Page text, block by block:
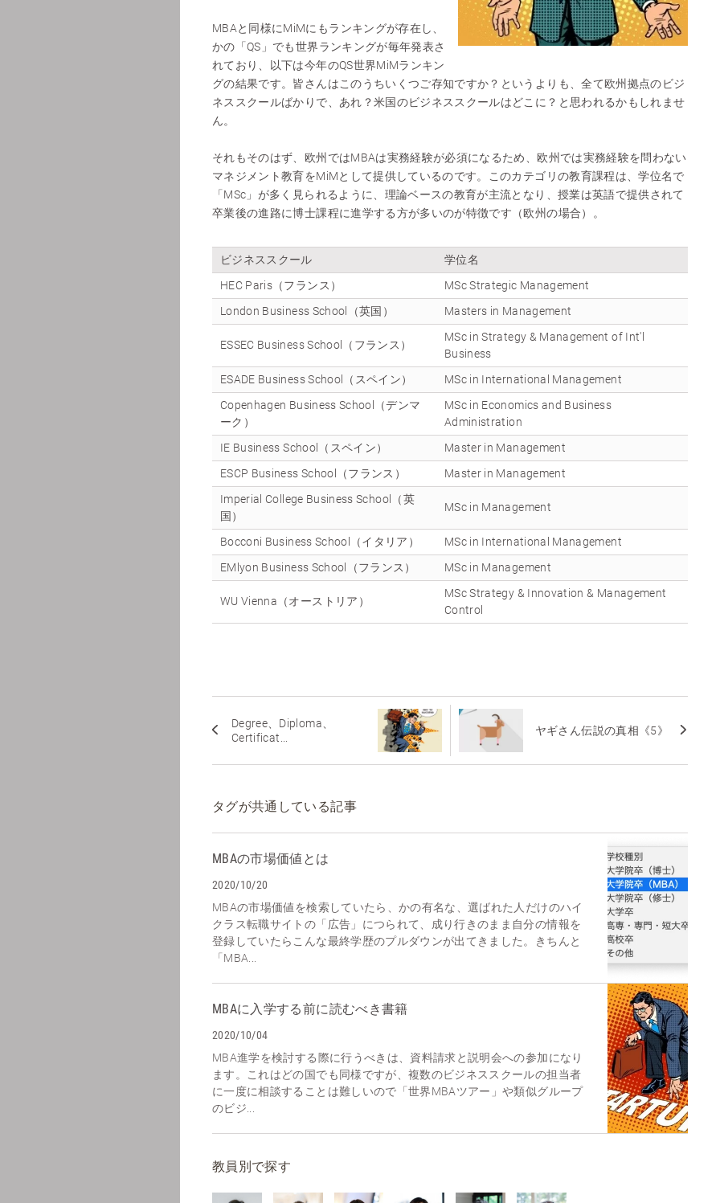
MBAと同様にMiMにもランキングが存在し、
かの「QS」でも世界ランキングが毎年発表さ
れており、以下は今年のQS世界MiMランキン
グの結果です。皆さんはこのうちいくつご存知ですか？というよりも、全て欧州拠点のビジ
ネススクールばかりで、あれ？米国のビジネススクールはどこに？と思われるかもしれませ
ん。
それもそのはず、欧州ではMBAは実務経験が必須になるため、欧州では実務経験を問わない
マネジメント教育をMiMとして提供しているのです。このカテゴリの教育課程は、学位名で
「MSc」が多く見られるように、理論ベースの教育が主流となり、授業は英語で提供されて
卒業後の進路に博士課程に進学する方が多いのが特徴です（欧州の場合）。
ビジネススクール
学位名
HEC Paris（フランス）
MSc Strategic Management
London Business School（英国）
Masters in Management
ESSEC Business School（フランス）
MSc in Strategy & Management of Int'l
Business
ESADE Business School（スペイン）
MSc in International Management
Copenhagen Business School（デンマ
ーク）
MSc in Economics and Business
Administration
IE Business School（スペイン）
Master in Management
ESCP Business School（フランス）
Master in Management
Imperial College Business School（英
国）
MSc in Management
Bocconi Business School（イタリア）
MSc in International Management
EMlyon Business School（フランス）
MSc in Management
WU Vienna（オーストリア）
MSc Strategy & Innovation & Management
Control
Degree、Diploma、
Certificat...
ヤギさん伝説の真相《5》
タグが共通している記事
MBAの市場価値とは
2020/10/20
MBAの市場価値を検索していたら、かの有名な、選ばれた人だけのハイ
クラス転職サイトの「広告」につられて、成り行きのまま自分の情報を
登録していたらこんな最終学歴のプルダウンが出てきました。きちんと
「MBA...
MBAに入学する前に読むべき書籍
2020/10/04
MBA進学を検討する際に行うべきは、資料請求と説明会への参加になり
ます。これはどの国でも同様ですが、複数のビジネススクールの担当者
に一度に相談することは難しいので「世界MBAツアー」や類似グループ
のビジ...
教員別で探す